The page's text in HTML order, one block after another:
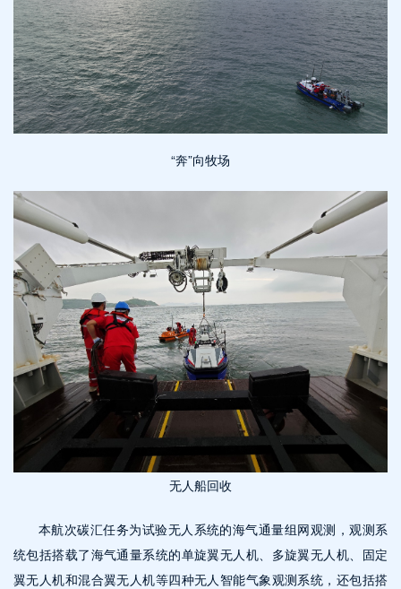
“奔”向牧场
无人船回收
本航次碳汇任务为试验无人系统的海气通量组网观测，观测系
统包括搭载了海气通量系统的单旋翼无人机、多旋翼无人机、固定
翼无人机和混合翼无人机等四种无人智能气象观测系统，还包括搭